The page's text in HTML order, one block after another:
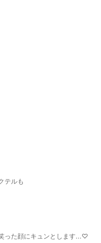
テルも
った顔にキュンとします...♡